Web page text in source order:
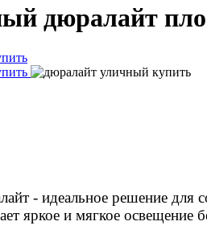
дюралайт
- идеальное решение для
яркое и мягкое освещение